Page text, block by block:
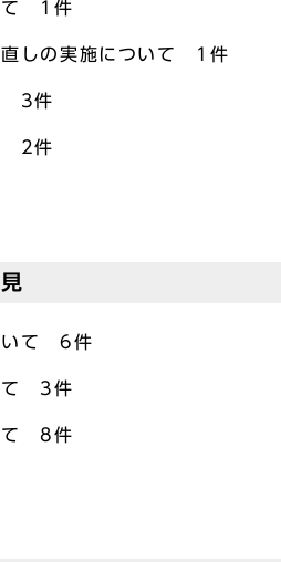
て 1件
直しの実施について 1件
3件
2件
いて 6件
て 3件
て 8件